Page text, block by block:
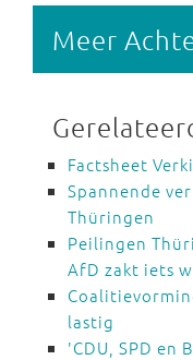
Meer
Factsheet
Spannende
Thüringen
Peilingen
AfD zakt iets
lastig
'CDU, SPD en